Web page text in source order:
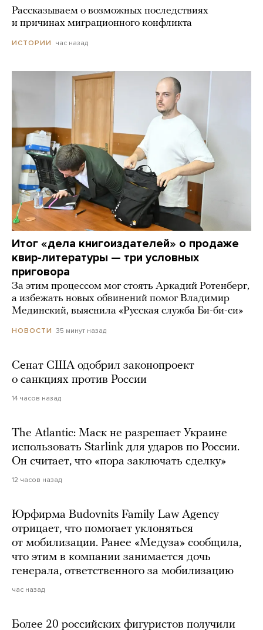
Рассказываем о возможных последствиях
и причинах миграционного конфликта
ИСТОРИИ час назад
Итог «дела книгоиздателей» о продаже
квир-литературы — три условных
приговора
За этим процессом мог стоять Аркадий Ротенберг,
а избежать новых обвинений помог Владимир
Мединский, выяснила «Русская служба Би-би-си»
НОВОСТИ 35 минут назад
Сенат США одобрил законопроект
о санкциях против России
14 часов назад
The Atlantic: Маск не разрешает Украине
использовать Starlink для ударов по России.
Он считает, что «пора заключать сделку»
12 часов назад
Юрфирма Budovnits Family Law Agency
отрицает, что помогает уклоняться
от мобилизации. Ранее «Медуза» сообщила,
что этим в компании занимается дочь
генерала, ответственного за мобилизацию
час назад
Более 20 российских фигуристов получили